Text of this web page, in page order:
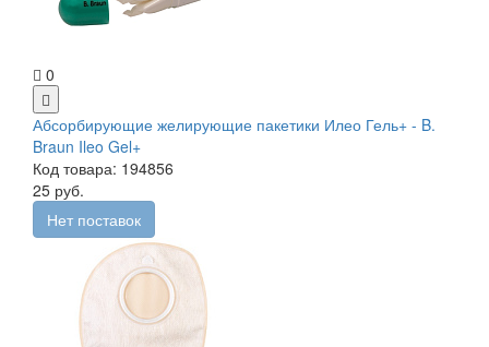
0
Абсорбирующие желирующие пакетики Илео Гель+ - B.
Braun Ileo Gel+
Код товара: 194856
25 руб.
Нет поставок